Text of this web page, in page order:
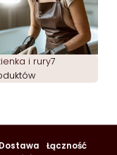
i rury7
Dostawa
Łączność